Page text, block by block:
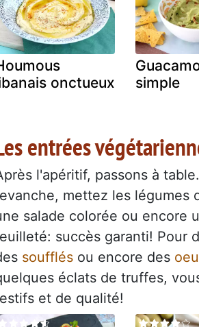
onctueux
simple
entrées
l'apéritif, passons à
mettez les légumes
salade colorée ou encore
succès garanti! Pour
soufflés ou encore des
éclats de truffes,
et de qualité!